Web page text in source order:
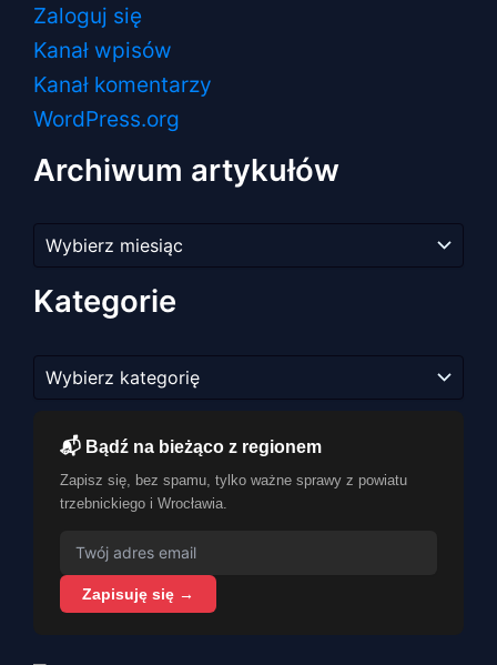
Zaloguj się
Kanał wpisów
Kanał komentarzy
WordPress.org
Archiwum artykułów
artykułów
Kategorie
📬 Bądź na bieżąco z regionem
Zapisz się, bez spamu, tylko ważne sprawy z powiatu
trzebnickiego i Wrocławia.
Zapisuję się →